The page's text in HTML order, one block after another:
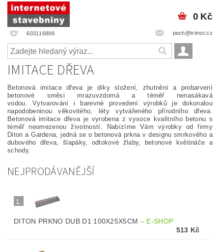
603116898 pech@trimot.cz
0 Kč
IMITACE DŘEVA
Betonová imitace dřeva je díky složení, zhutnění a probarvení
betonové směsi mrazuvzdorná a téměř nenasákavá
vodou. Vytvarování i barevné provedení výrobků je dokonalou
napodobeninou věkovitého, léty vytvářeného přírodního dřeva.
Betonová imitace dřeva je vyrobena z vysoce kvalitního betonu s
téměř neomezenou životností. Nabízíme Vám výrobky od firmy
Diton a Gardena, jedná se o betonová prkna v designu smrkového a
dubového dřeva, šlapáky, odtokové žlaby, betonové květináče a
schody.
NEJPRODÁVANĚJŠÍ
1.
DITON PRKNO DUB D1 100X25X5CM – E-SHOP
513 Kč